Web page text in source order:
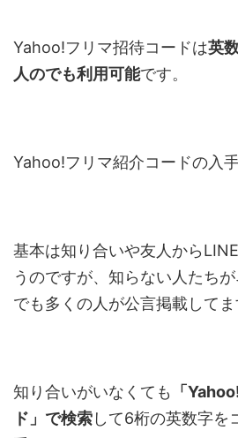
Yahoo!フリマ招待コードは英
人のでも利用可能です。
Yahoo!フリマ紹介コードの入
基本は知り合いや友人から
うのですが、知らない人たち
でも多くの人が公言掲載してま
知り合いがいなくても
「
ド」で検索して6桁の英数字を